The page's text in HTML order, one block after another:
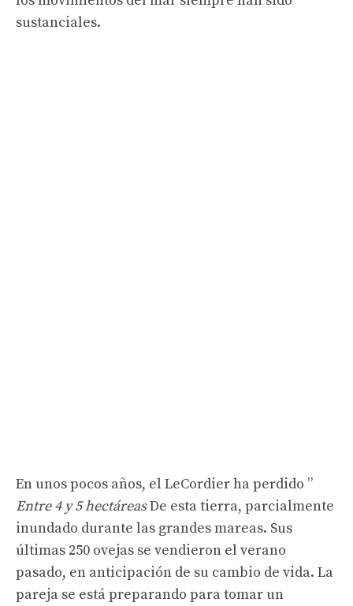
sustanciales.
En unos pocos años, el LeCordier ha perdido ”
Entre 4 y 5 hectáreasDe esta tierra, parcialmente
inundado durante las grandes mareas. Sus
últimas 250 ovejas se vendieron el verano
pasado, en anticipación de su cambio de vida. La
pareja se está preparando para tomar un